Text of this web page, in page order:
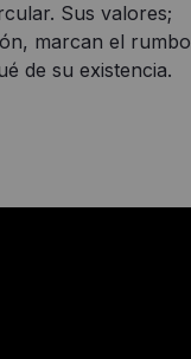
Sus valores;
marcan el rumbo
de su existencia.